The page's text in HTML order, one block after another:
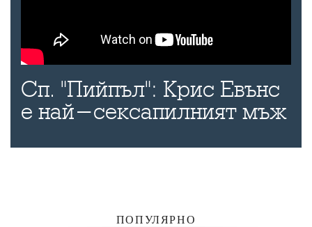
Сп. "Пийпъл": Крис Евънс
е най-сексапилният мъж
ПОПУЛЯРНО